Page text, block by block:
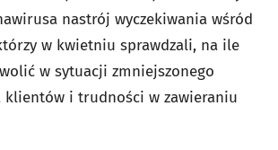
nastrój wyczekiwania wśród
w kwietniu sprawdzali, na ile
w sytuacji zmniejszonego
klientów i trudności w zawieraniu